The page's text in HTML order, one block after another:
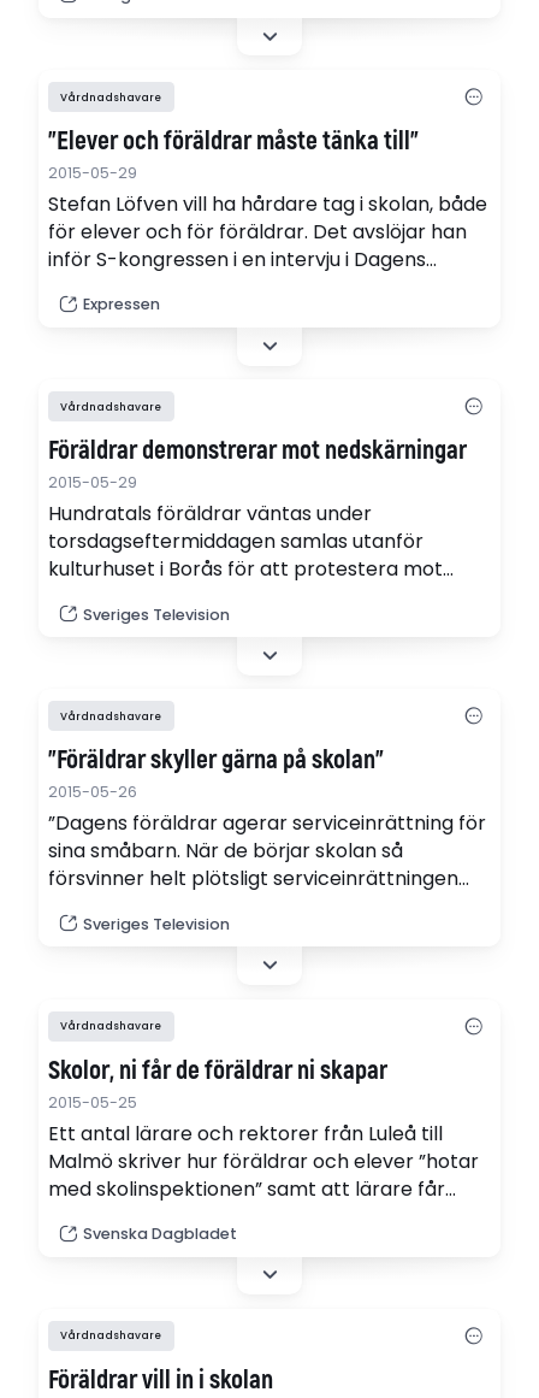
Vårdnadshavare
"Elever och föräldrar måste tänka till"
2015-05-29
Stefan Löfven vill ha hårdare tag i skolan, både
för elever och för föräldrar. Det avslöjar han
inför S-kongressen i en intervju i Dagens
mer disciplin och ordning, säger Löfven till DN.
Expressen
Vårdnadshavare
Föräldrar demonstrerar mot nedskärningar
2015-05-29
Hundratals föräldrar väntas under
torsdagseftermiddagen samlas utanför
kulturhuset i Borås för att protestera mot
Sveriges Television
Vårdnadshavare
”Föräldrar skyller gärna på skolan”
2015-05-26
”Dagens föräldrar agerar serviceinrättning för
sina småbarn. När de börjar skolan så
försvinner helt plötsligt serviceinrättningen
knappt gjort förut. Inte konstigt att det blir
problem”, skriver Karin Nilsson.
Sveriges Television
Vårdnadshavare
Skolor, ni får de föräldrar ni skapar
2015-05-25
Ett antal lärare och rektorer från Luleå till
Malmö skriver hur föräldrar och elever ”hotar
med skolinspektionen” samt att lärare får
som ”kräver” omprövning av betyg,
skriver Tommy Lindström, vice ordförande
Svenska Dagbladet
Vårdnadshavare
Föräldrar vill in i skolan